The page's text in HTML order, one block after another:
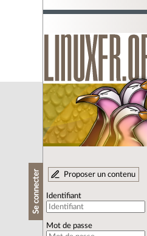
Se connecter Proposer un contenu
Identifiant
Mot de passe